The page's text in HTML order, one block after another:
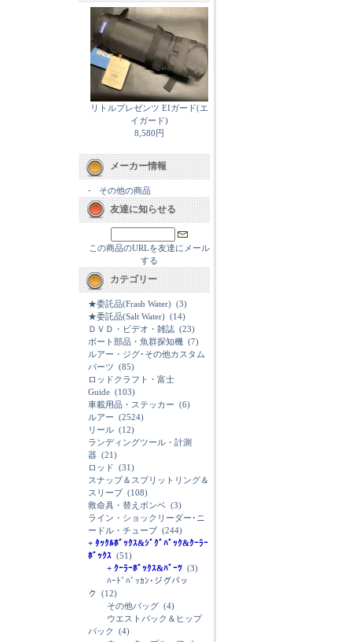
リトルプレゼンツ EIガード(エ
イガード)
8,580円
メーカー情報
- その他の商品
友達に知らせる
この商品のURLを友達にメール
する
カテゴリー
★委託品(Frash Water) (3)
★委託品(Salt Water) (14)
ＤＶＤ・ビデオ・雑誌 (23)
ボート部品・魚群探知機 (7)
ルアー・ジグ･その他カスタム
パーツ (85)
ロッドクラフト・富士
Guide (103)
車載用品・ステッカー (6)
ルアー (2524)
リール (12)
ランディングツール・計測
器 (21)
ロッド (31)
スナップ＆スプリットリング＆
スリーブ (108)
救命具・替えボンベ (3)
ライン・ショックリーダー･ニ
ードル・チューブ (244)
+ ﾀｯｸﾙﾎﾞｯｸｽ&ｼﾞｸﾞﾊﾞｯｸ&ｸｰﾗｰ
ﾎﾞｯｸｽ (51)
+ ｸｰﾗｰﾎﾞｯｸｽ&ﾊﾟｰﾂ (3)
ﾊｰﾄﾞﾊﾞｯｶﾝ･ジグバッ
ク
(12)
その他バッグ (4)
ウエストバック＆ヒップ
バック
(4)